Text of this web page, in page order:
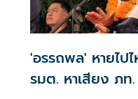
'อรรถพล' หายไป
รมต. หาเสียง ภท.